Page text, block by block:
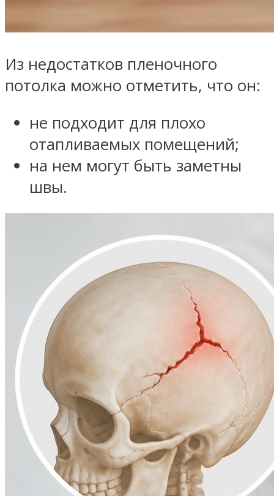
Из недостатков пленочного
потолка можно отметить, что он:
не подходит для плохо
отапливаемых помещений;
на нем могут быть заметны
швы.